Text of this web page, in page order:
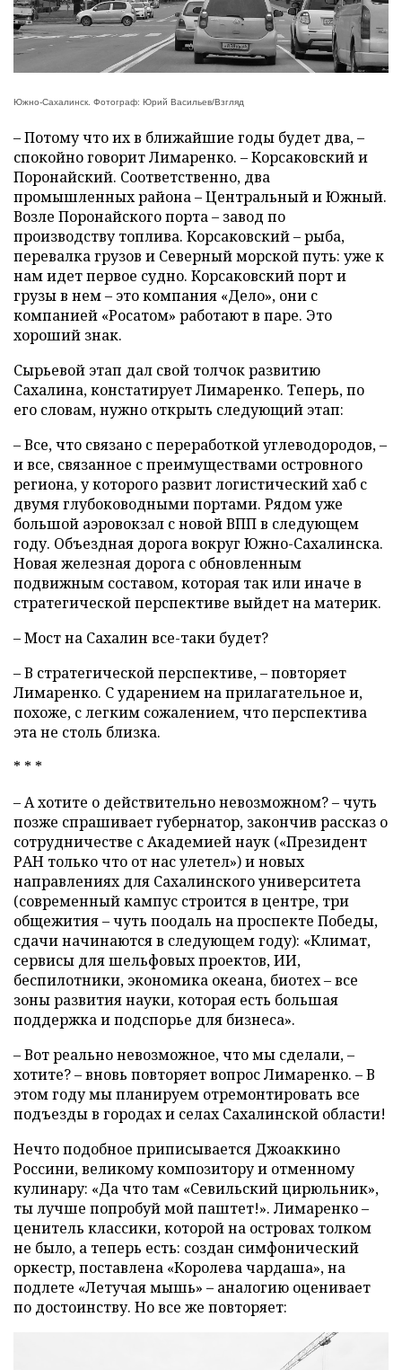
Южно-Сахалинск. Фотограф: Юрий Васильев/Взгляд
– Потому что их в ближайшие годы будет два, –
спокойно говорит Лимаренко. – Корсаковский и
Поронайский. Соответственно, два
промышленных района – Центральный и Южный.
Возле Поронайского порта – завод по
производству топлива. Корсаковский – рыба,
перевалка грузов и Северный морской путь: уже к
нам идет первое судно. Корсаковский порт и
грузы в нем – это компания «Дело», они с
компанией «Росатом» работают в паре. Это
хороший знак.
Сырьевой этап дал свой толчок развитию
Сахалина, констатирует Лимаренко. Теперь, по
его словам, нужно открыть следующий этап:
– Все, что связано с переработкой углеводородов, –
и все, связанное с преимуществами островного
региона, у которого развит логистический хаб с
двумя глубоководными портами. Рядом уже
большой аэровокзал с новой ВПП в следующем
году. Объездная дорога вокруг Южно-Сахалинска.
Новая железная дорога с обновленным
подвижным составом, которая так или иначе в
стратегической перспективе выйдет на материк.
– Мост на Сахалин все-таки будет?
– В стратегической перспективе, – повторяет
Лимаренко. С ударением на прилагательное и,
похоже, с легким сожалением, что перспектива
эта не столь близка.
* * *
– А хотите о действительно невозможном? – чуть
позже спрашивает губернатор, закончив рассказ о
сотрудничестве с Академией наук («Президент
РАН только что от нас улетел») и новых
направлениях для Сахалинского университета
(современный кампус строится в центре, три
общежития – чуть поодаль на проспекте Победы,
сдачи начинаются в следующем году): «Климат,
сервисы для шельфовых проектов, ИИ,
беспилотники, экономика океана, биотех – все
зоны развития науки, которая есть большая
поддержка и подспорье для бизнеса».
– Вот реально невозможное, что мы сделали, –
хотите? – вновь повторяет вопрос Лимаренко. – В
этом году мы планируем отремонтировать все
подъезды в городах и селах Сахалинской области!
Нечто подобное приписывается Джоаккино
Россини, великому композитору и отменному
кулинару: «Да что там «Севильский цирюльник»,
ты лучше попробуй мой паштет!». Лимаренко –
ценитель классики, которой на островах толком
не было, а теперь есть: создан симфонический
оркестр, поставлена «Королева чардаша», на
подлете «Летучая мышь» – аналогию оценивает
по достоинству. Но все же повторяет: